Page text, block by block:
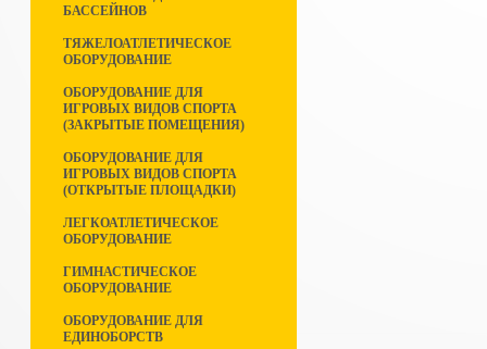
БАССЕЙНОВ
ТЯЖЕЛОАТЛЕТИЧЕСКОЕ
ОБОРУДОВАНИЕ
ОБОРУДОВАНИЕ ДЛЯ
ИГРОВЫХ ВИДОВ СПОРТА
(ЗАКРЫТЫЕ ПОМЕЩЕНИЯ)
ОБОРУДОВАНИЕ ДЛЯ
ИГРОВЫХ ВИДОВ СПОРТА
(ОТКРЫТЫЕ ПЛОЩАДКИ)
ЛЕГКОАТЛЕТИЧЕСКОЕ
ОБОРУДОВАНИЕ
ГИМНАСТИЧЕСКОЕ
ОБОРУДОВАНИЕ
ОБОРУДОВАНИЕ ДЛЯ
ЕДИНОБОРСТВ